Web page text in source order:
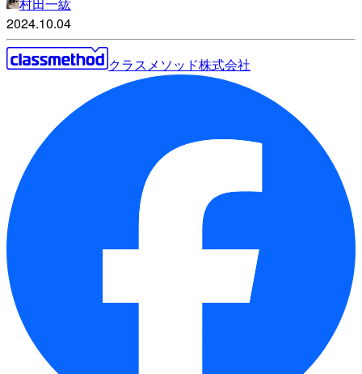
村田一紘
2024.10.04
クラスメソッド株式会社